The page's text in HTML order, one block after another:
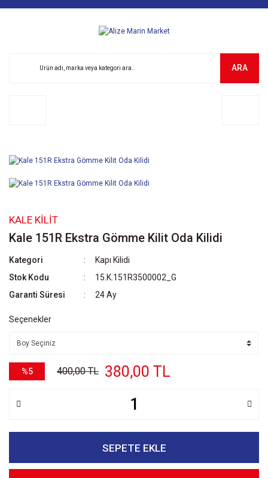
ARA
KALE KILIT
Kale 151R Ekstra Gömme Kilit Oda Kilidi
Kategori
Kapı Kilidi
Stok Kodu
15.K.151R3500002_G
Garanti Süresi
24 Ay
Seçenekler
%5 400,00 TL 380,00 TL
SEPETE EKLE